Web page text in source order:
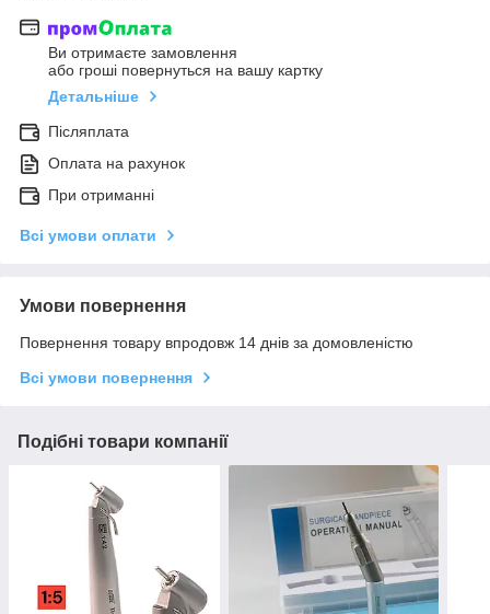
Ви отримаєте замовлення
або гроші повернуться на вашу картку
Детальніше
Післяплата
Оплата на рахунок
При отриманні
Всі умови оплати
Умови повернення
Повернення товару впродовж 14 днів за домовленістю
Всі умови повернення
Подібні товари компанії